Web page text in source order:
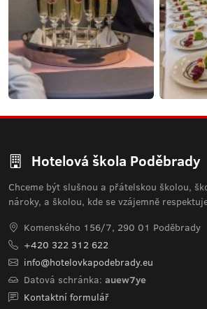
Hotelová škola Poděbrady
Chceme být slušnou a přátelskou školou,
nároky, a školou, kde se vzájemně
Komenského 156/7, 290 01 Poděbrady
+420 322 312 622
info@hotelovkapodebrady.eu
Datová schránka: auew7ye
Kontaktní formulář